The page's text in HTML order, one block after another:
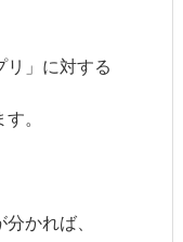
リ」に対する
。
かれば、